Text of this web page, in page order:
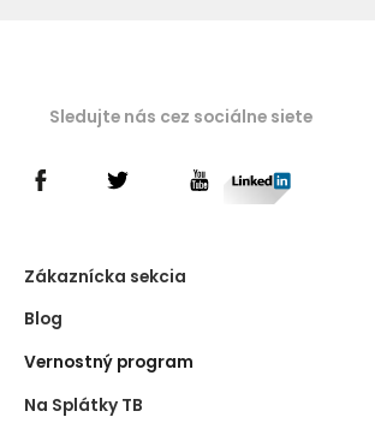
Sledujte nás cez sociálne siete
Zákaznícka sekcia
Blog
Vernostný program
Na Splátky TB